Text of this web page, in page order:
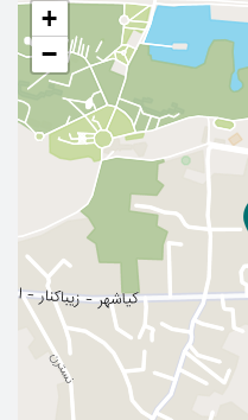
+
−